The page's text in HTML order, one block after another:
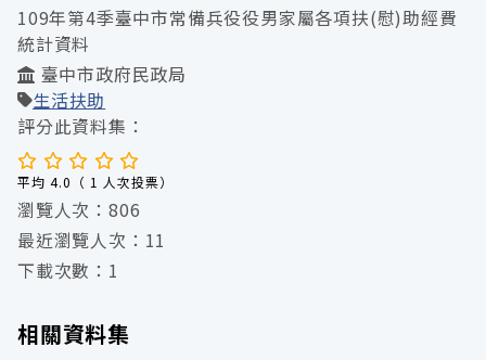
109年第4季臺中市常備兵役役男家屬各項扶(慰)助經費
統計資料
臺中市政府民政局
生活扶助
評分此資料集：
平均 4.0（ 1 人次投票）
瀏覽人次：806
最近瀏覽人次：11
下載次數：1
相關資料集